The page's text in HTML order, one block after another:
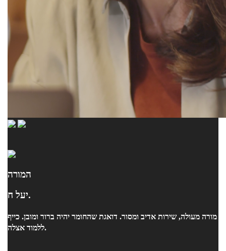
המורה
יעל ח.
מורה מעולה, שירות אדיב ומסור. דואגת שהחומר יהיה ברור ומובן. כייף
ללמוד אצלה.